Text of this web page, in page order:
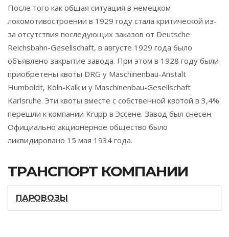
После того как общая ситуация в немецком
локомотивостроении в 1929 году стала критической из-
за отсутствия последующих заказов от Deutsche
Reichsbahn-Gesellschaft, в августе 1929 года было
объявлено закрытие завода. При этом в 1928 году были
приобретены квоты DRG у Maschinenbau-Anstalt
Humboldt, Köln-Kalk и у Maschinenbau-Gesellschaft
Karlsruhe. Эти квоты вместе с собственной квотой в 3,4%
перешли к компании Krupp в Эссене. Завод был снесен.
Официально акционерное общество было
ликвидировано 15 мая 1934 года.
ТРАНСПОРТ КОМПАНИИ
ПАРОВОЗЫ